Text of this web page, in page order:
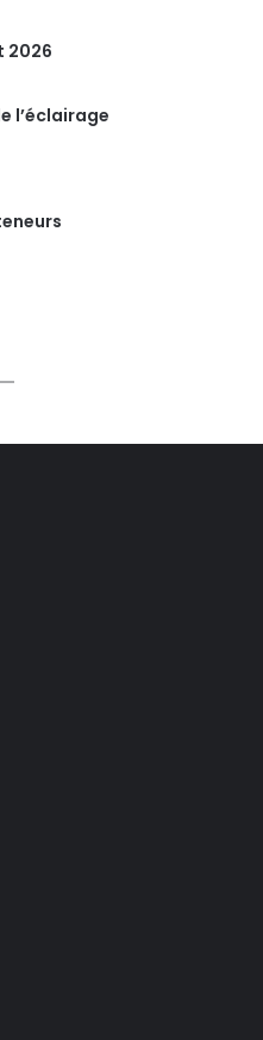
2026
l’éclairage